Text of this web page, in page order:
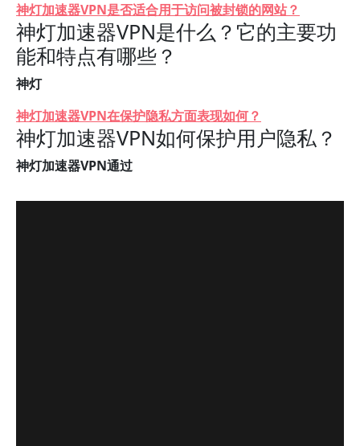
神灯加速器VPN是否适合用于访问被封锁的网站？
神灯加速器VPN是什么？它的主要功
能和特点有哪些？
神灯
神灯加速器VPN在保护隐私方面表现如何？
神灯加速器VPN如何保护用户隐私？
神灯加速器VPN通过